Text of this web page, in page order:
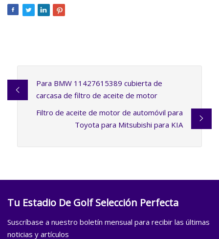
Para BMW 11427615389 cubierta de
carcasa de filtro de aceite de motor
Filtro de aceite de motor de automóvil para
Toyota para Mitsubishi para KIA
Tu Estadio De Golf Selección Perfecta
Suscríbase a nuestro boletín mensual para recibir las últimas
noticias y artículos